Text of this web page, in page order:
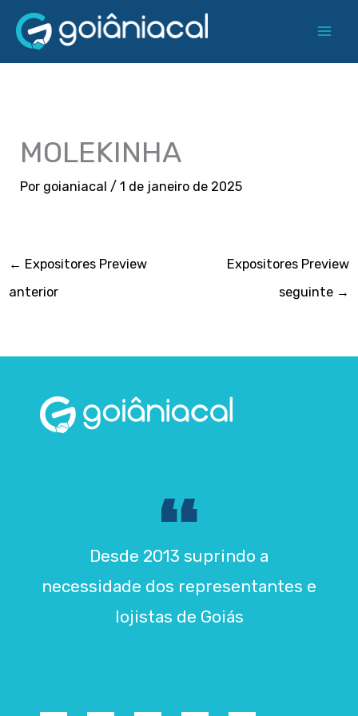
para
MOLEKINHA
Por goianiacal/1 de janeiro de 2025
← Expositores Preview
anterior
Expositores Preview
seguinte →
Desde 2013 suprindo a
necessidade dos representantes e
lojistas de Goiás